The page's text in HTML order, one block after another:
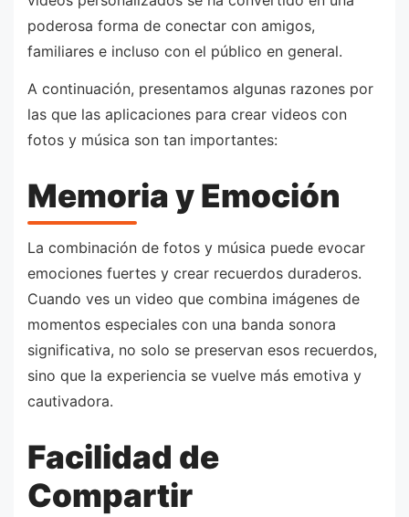
poderosa forma de conectar con amigos,
familiares e incluso con el público en general.
A continuación, presentamos algunas razones por
las que las aplicaciones para crear videos con
fotos y música son tan importantes:
Memoria y Emoción
La combinación de fotos y música puede evocar
emociones fuertes y crear recuerdos duraderos.
Cuando ves un video que combina imágenes de
momentos especiales con una banda sonora
significativa, no solo se preservan esos recuerdos,
sino que la experiencia se vuelve más emotiva y
cautivadora.
Facilidad de
Compartir